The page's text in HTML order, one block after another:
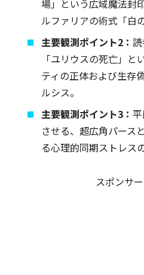
場」という広域魔法封
ルファリアの術式「白
主要観測ポイント2：
「ユリウスの死亡」
ティの正体および生存
ルシス。
主要観測ポイント3：
させる、超広角パース
る心理的同期ストレス
スポンサ